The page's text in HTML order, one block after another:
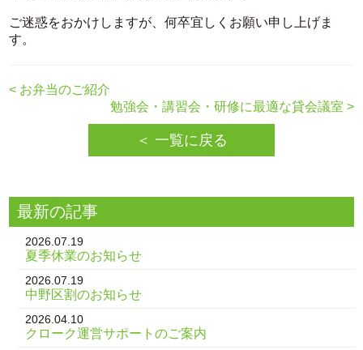
ご迷惑をおかけしますが、何卒宜しくお願い申し上げま
す。
< お弁当のご紹介
勉強会・講習会・研修に最適な貸会議室 >
＜ 一覧に戻る
最新の記事
2026.07.19
夏季休業のお知らせ
2026.07.19
中野区割のお知らせ
2026.04.10
クローク運営サポートのご案内